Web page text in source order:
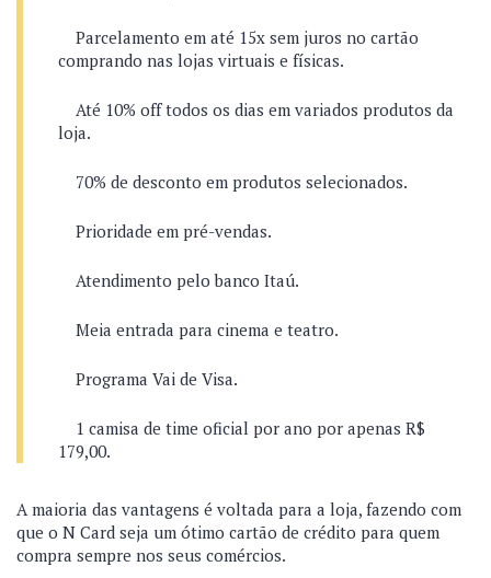
Parcelamento em até 15x sem juros no cartão
comprando nas lojas virtuais e físicas.
Até 10% off todos os dias em variados produtos da
loja.
70% de desconto em produtos selecionados.
Prioridade em pré-vendas.
Atendimento pelo banco Itaú.
Meia entrada para cinema e teatro.
Programa Vai de Visa.
1 camisa de time oficial por ano por apenas R$
179,00.
A maioria das vantagens é voltada para a loja, fazendo com
que o N Card seja um ótimo cartão de crédito para quem
compra sempre nos seus comércios.